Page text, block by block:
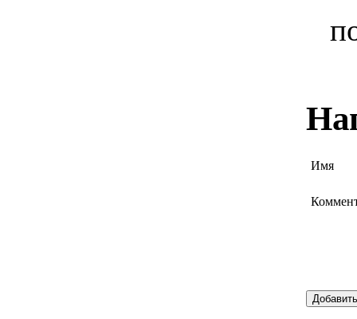
Имя
Добавить